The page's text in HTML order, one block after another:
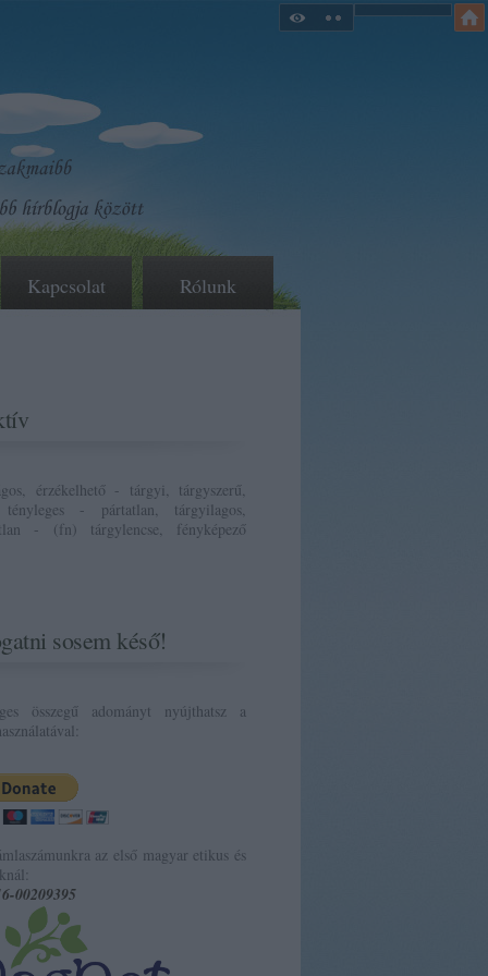
Kapcsolat Rólunk
érzékelhető - tárgyi, tárgyszerű,
tényleges - pártatlan, tárgyilagos,
- (fn) tárgylencse, fényképező
sosem késő!
összegű adományt nyújthatsz a
az első magyar etikus és
00209395